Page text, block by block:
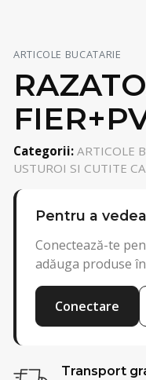
ARTICOLE BUCATARIE
Categorii: ARTICOLE
USTUROI SI CUTITE
Pentru a
Conectează-te
adăuga produse
Conectare
Transport